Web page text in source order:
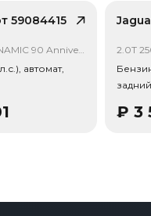
940 ₽ (потеря в цене
привод (RWD).
59084415
автомат,
₽ 3